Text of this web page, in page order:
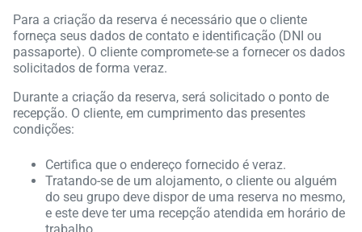
Para a criação da reserva é necessário que o cliente
forneça seus dados de contato e identificação (DNI ou
passaporte). O cliente compromete-se a fornecer os dados
solicitados de forma veraz.
Durante a criação da reserva, será solicitado o ponto de
recepção. O cliente, em cumprimento das presentes
condições:
Certifica que o endereço fornecido é veraz.
Tratando-se de um alojamento, o cliente ou alguém
do seu grupo deve dispor de uma reserva no mesmo,
e este deve ter uma recepção atendida em horário de